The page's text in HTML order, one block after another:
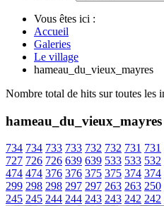
Vous êtes ici :
Accueil
Galeries
Le village
hameau_du_vieux_mayres
Nombre total de hits sur toutes les
hameau_du_vieux_mayres
734 734 733 733 732 732 731 731
727 726 726 639 639 533 533 532
474 474 376 376 375 375 374 374
299 298 298 297 297 263 263 250
245 245 244 244 243 243 242 242